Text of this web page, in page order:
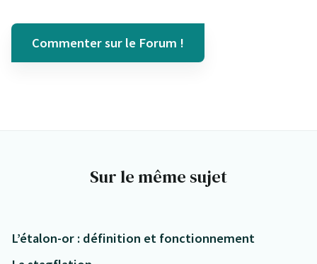
Commenter sur le Forum !
Sur le même sujet
L’étalon-or : définition et fonctionnement